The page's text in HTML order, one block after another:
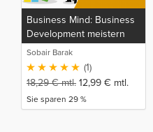
Business Mind: Business
Development meistern
Sobair Barak
(1)
18,29€mtl. 12,99 € mtl.
Sie sparen 29 %